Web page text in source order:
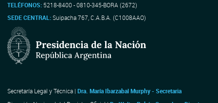
TELÉFONOS: 5218-8400 - 0810-345-BORA (2672)
SEDE CENTRAL:Suipacha 767, C.A.B.A. (C1008AAO)
Secretaría Legal y Técnica | Dra. María Ibarzabal Murphy - Secretaria